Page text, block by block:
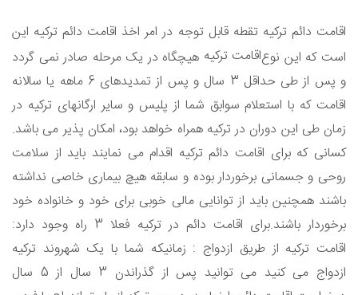
اقامت دائم ترکیه تقطه قابل توجه در امر اخذ اقامت دائم ترکیه این
است که این نوعاقامت ترکیه هیچگاه در یک مرحله صادر نمی گردد
و پس از طی حداقل 3 سال و پس از تمدیدهای 6 ماهه یا سالانه
اقامت که با استعلام سوابق شما از پلیس و سایر ارگانهای ترکیه در
زمان طی این دوران در ترکیه همراه خواهد بود، امکان پذیر می باشد.
کسانی که برای اقامت دائم ترکیه اقدام می نمایند باید از سلامت
روحی و جسمانی برخوردار بوده و سابقه هیچ بیماری خاصی نداشته
باشند همچنین باید از توانایی مالی خوبی برای خود و خانواده خود
برخوردار باشند.برای اقامت دائم در ترکیه فعلا 3 راه وجود دارد:
اقامت ترکیه از طریق ازدواج : زمانیکه شما با یک شهروند ترکیه
ازدواج می کنید می توانید پس از گذراندن 3 سال از 5 سال